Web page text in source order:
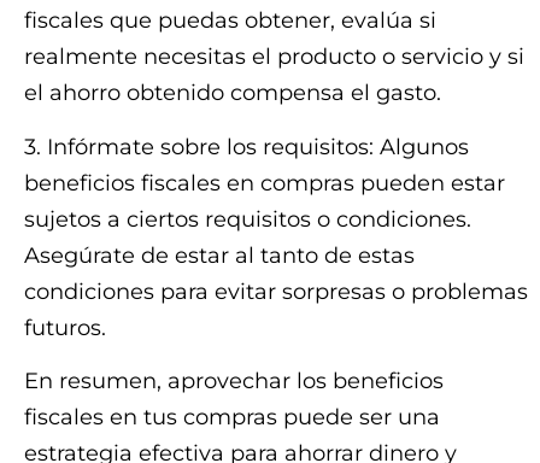
fiscales que puedas obtener, evalúa si
realmente necesitas el producto o servicio y si
el ahorro obtenido compensa el gasto.
3. Infórmate sobre los requisitos: Algunos
beneficios fiscales en compras pueden estar
sujetos a ciertos requisitos o condiciones.
Asegúrate de estar al tanto de estas
condiciones para evitar sorpresas o problemas
futuros.
En resumen, aprovechar los beneficios
fiscales en tus compras puede ser una
estrategia efectiva para ahorrar dinero y